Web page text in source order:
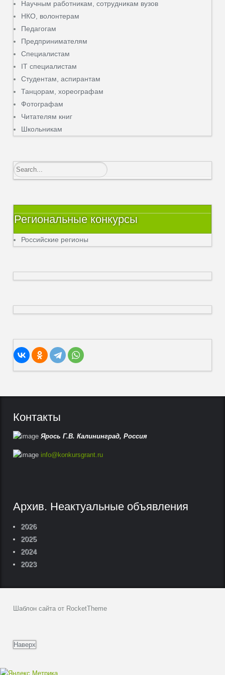
Научным работникам, сотрудникам вузов
НКО, волонтерам
Педагогам
Предпринимателям
Специалистам
IT специалистам
Студентам, аспирантам
Танцорам, хореографам
Фотографам
Читателям книг
Школьникам
Региональные конкурсы
Российские регионы
Контакты
Ярось Г.В.Калининград,Россия
info@konkursgrant.ru
Архив. Неактуальные объявления
2026
2025
2024
2023
Шаблон сайта от RocketTheme
Наверх